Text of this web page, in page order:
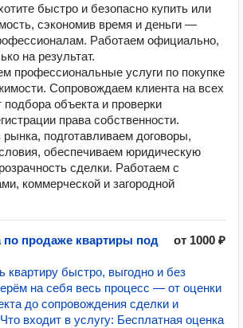
быстро и безопасно купить или
сэкономив время и деньги —
Работаем официально,
на результат.
профессиональные услуги по покупке
Сопровождаем клиента на всех
подбора объекта и проверки
права собственности.
подготавливаем договоры,
обеспечиваем юридическую
сделки. Работаем с
коммерческой и загородной
по продаже квартиры под
от 1000 ₽
квартиру быстро, выгодно и без
на себя весь процесс — от оценки
до сопровождения сделки и
входит в услугу: Бесплатная оценка